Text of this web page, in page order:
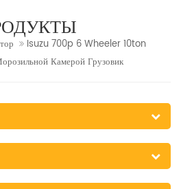
Isuzu 700p 6 Wheeler 10ton
Камерой Грузовик